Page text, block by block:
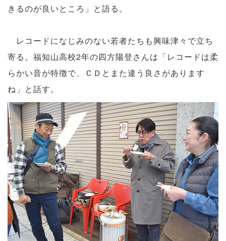
きるのが良いところ」と語る。
レコードになじみのない若者たちも興味津々で立ち
寄る。福知山高校2年の四方陽登さんは「レコードは柔
らかい音が特徴で、ＣＤとまた違う良さがあります
ね」と話す。